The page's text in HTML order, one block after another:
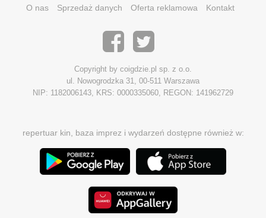
O nas Sprzedaż danych Oferta reklamowa Kontakt
Copyright by coigdzie.pl sp. z o.o.
ul. Nowogrodzka 31, 00-511 Warszawa
NIP: 1182006143, KRS: 0000335060, REGON: 141962729
repertuar kin, baza imprez i wydarzeń dostępne również w: